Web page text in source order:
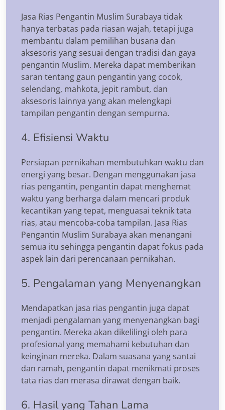
Jasa Rias Pengantin Muslim Surabaya tidak
hanya terbatas pada riasan wajah, tetapi juga
membantu dalam pemilihan busana dan
aksesoris yang sesuai dengan tradisi dan gaya
pengantin Muslim. Mereka dapat memberikan
saran tentang gaun pengantin yang cocok,
selendang, mahkota, jepit rambut, dan
aksesoris lainnya yang akan melengkapi
tampilan pengantin dengan sempurna.
4. Efisiensi Waktu
Persiapan pernikahan membutuhkan waktu dan
energi yang besar. Dengan menggunakan jasa
rias pengantin, pengantin dapat menghemat
waktu yang berharga dalam mencari produk
kecantikan yang tepat, menguasai teknik tata
rias, atau mencoba-coba tampilan. Jasa Rias
Pengantin Muslim Surabaya akan menangani
semua itu sehingga pengantin dapat fokus pada
aspek lain dari perencanaan pernikahan.
5. Pengalaman yang Menyenangkan
Mendapatkan jasa rias pengantin juga dapat
menjadi pengalaman yang menyenangkan bagi
pengantin. Mereka akan dikelilingi oleh para
profesional yang memahami kebutuhan dan
keinginan mereka. Dalam suasana yang santai
dan ramah, pengantin dapat menikmati proses
tata rias dan merasa dirawat dengan baik.
6. Hasil yang Tahan Lama